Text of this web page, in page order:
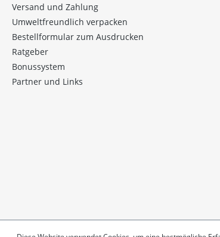
Versand und Zahlung
Umweltfreundlich verpacken
Bestellformular zum Ausdrucken
Ratgeber
Bonussystem
Partner und Links